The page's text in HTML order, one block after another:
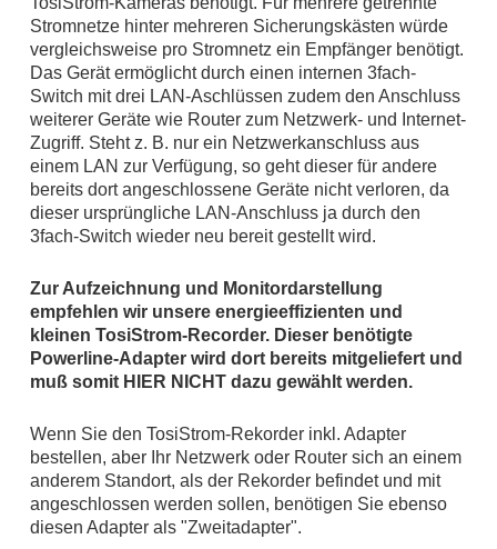
Stromnetze hinter mehreren Sicherungskästen würde
vergleichsweise pro Stromnetz ein Empfänger benötigt.
Das Gerät ermöglicht durch einen internen 3fach-
Switch mit drei LAN-Aschlüssen zudem den Anschluss
weiterer Geräte wie Router zum Netzwerk- und Internet-
Zugriff. Steht z. B. nur ein Netzwerkanschluss aus
einem LAN zur Verfügung, so geht dieser für andere
bereits dort angeschlossene Geräte nicht verloren, da
dieser ursprüngliche LAN-Anschluss ja durch den
3fach-Switch wieder neu bereit gestellt wird.
Zur Aufzeichnung und Monitordarstellung
empfehlen wir unsere energieeffizienten und
kleinen TosiStrom-Recorder. Dieser benötigte
Powerline-Adapter wird dort bereits mitgeliefert und
muß somit HIER NICHT dazu gewählt werden.
Wenn Sie den TosiStrom-Rekorder inkl. Adapter
bestellen, aber Ihr Netzwerk oder Router sich an einem
anderem Standort, als der Rekorder befindet und mit
angeschlossen werden sollen, benötigen Sie ebenso
diesen Adapter als "Zweitadapter".